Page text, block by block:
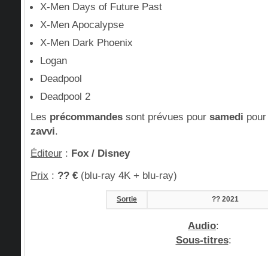
X-Men Days of Future Past
X-Men Apocalypse
X-Men Dark Phoenix
Logan
Deadpool
Deadpool 2
Les précommandes sont prévues pour samedi
zavvi.
Éditeur : Fox / Disney
Prix : ?? € (blu-ray 4K + blu-ray)
Sortie ?? 2021
Audio:
Sous-titres: